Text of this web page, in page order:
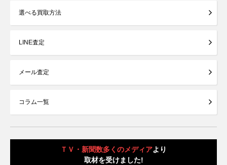
選べる買取方法
LINE査定
メール査定
コラム一覧
ＴＶ・新聞数多くのメディアより
取材を受けました!